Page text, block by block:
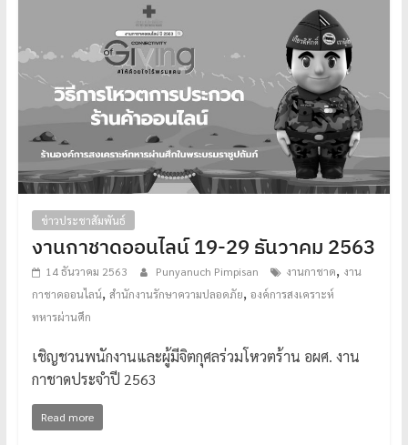
ข่าวประชาสัมพันธ์
งานกาชาดออนไลน์ 19-29 ธันวาคม 2563
14 ธันวาคม 2563 Punyanuch Pimpisan งานกาชาด, งาน
กาชาดออนไลน์, สำนักงานรักษาความปลอดภัย, องค์การสงเคราะห์
ทหารผ่านศึก
เชิญชวนพนักงานและผู้มีจิตกุศลร่วมโหวตร้าน อผศ. งาน
กาชาดประจำปี 2563
Read more